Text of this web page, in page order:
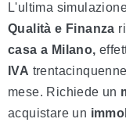
L'ultima
Qualità e Finanza
casa a Milano,
IVA
mese. Richiede un
acquistare un